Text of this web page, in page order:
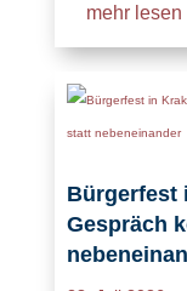
mehr lesen
Bürgerfest
Gespräch